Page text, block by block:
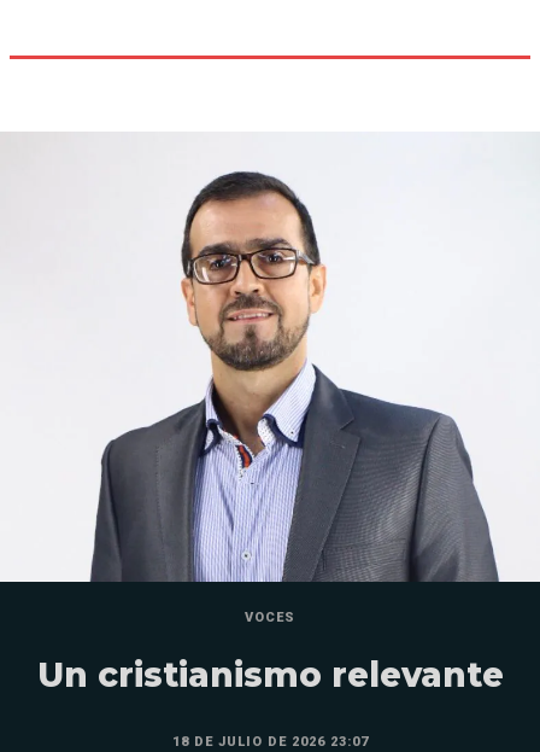
VOCES
Un cristianismo relevante
18 DE JULIO DE 2026 23:07